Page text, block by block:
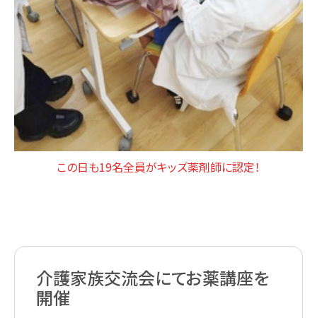
この日も19名全員がキッズ薬剤師に認定！
介護家族交流会にてお薬講座を
開催